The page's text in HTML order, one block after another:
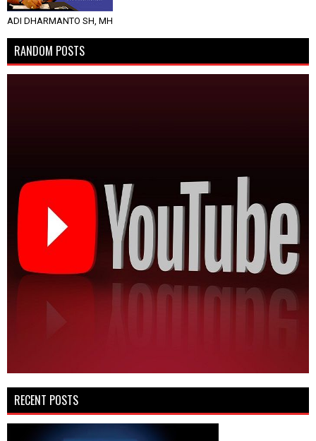
ADI DHARMANTO SH, MH
RANDOM POSTS
RECENT POSTS